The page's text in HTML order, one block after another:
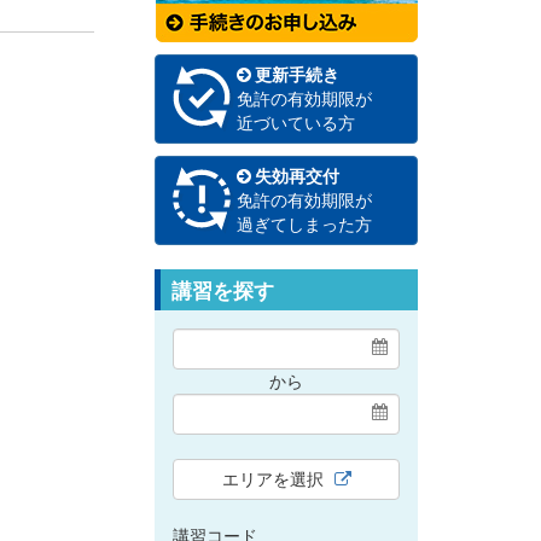
更新手続き
免許の有効期限が
近づいている方
失効再交付
免許の有効期限が
過ぎてしまった方
講習を探す
から
エリアを選択
講習コード